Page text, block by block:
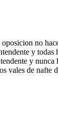
no
y todas
y
vales de